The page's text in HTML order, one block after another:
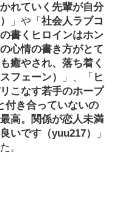
れていく先輩が自分
」や「 社会人ラブコ
書くヒロインはホン
心情の書き方がとて
癒やされ、落ち着く
フェーン）
」、「 ヒ
こなす若手のホープ
付き合っていないの
高。関係が恋人未満
いです（yuu217）
」
。